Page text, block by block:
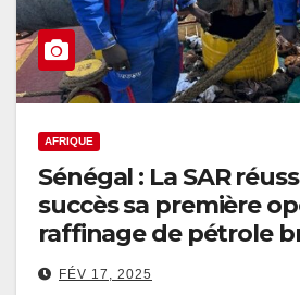
AFRIQUE
Sénégal : La SAR
succès sa première
raffinage de pétrole
sénégalais
FÉV 17, 2025